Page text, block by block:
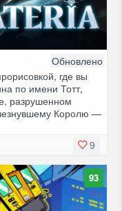
Обновлено
где вы
по имени Тотт,
разрушенном
Королю —
9
93